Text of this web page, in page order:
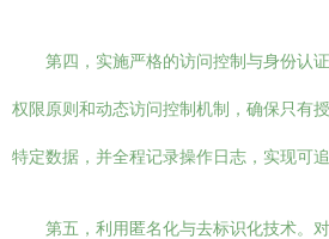
第四，实施严格的访问控制与身份认
权限原则和动态访问控制机制，确保只有
特定数据，并全程记录操作日志，实现可追
第五，利用匿名化与去标识化技术。